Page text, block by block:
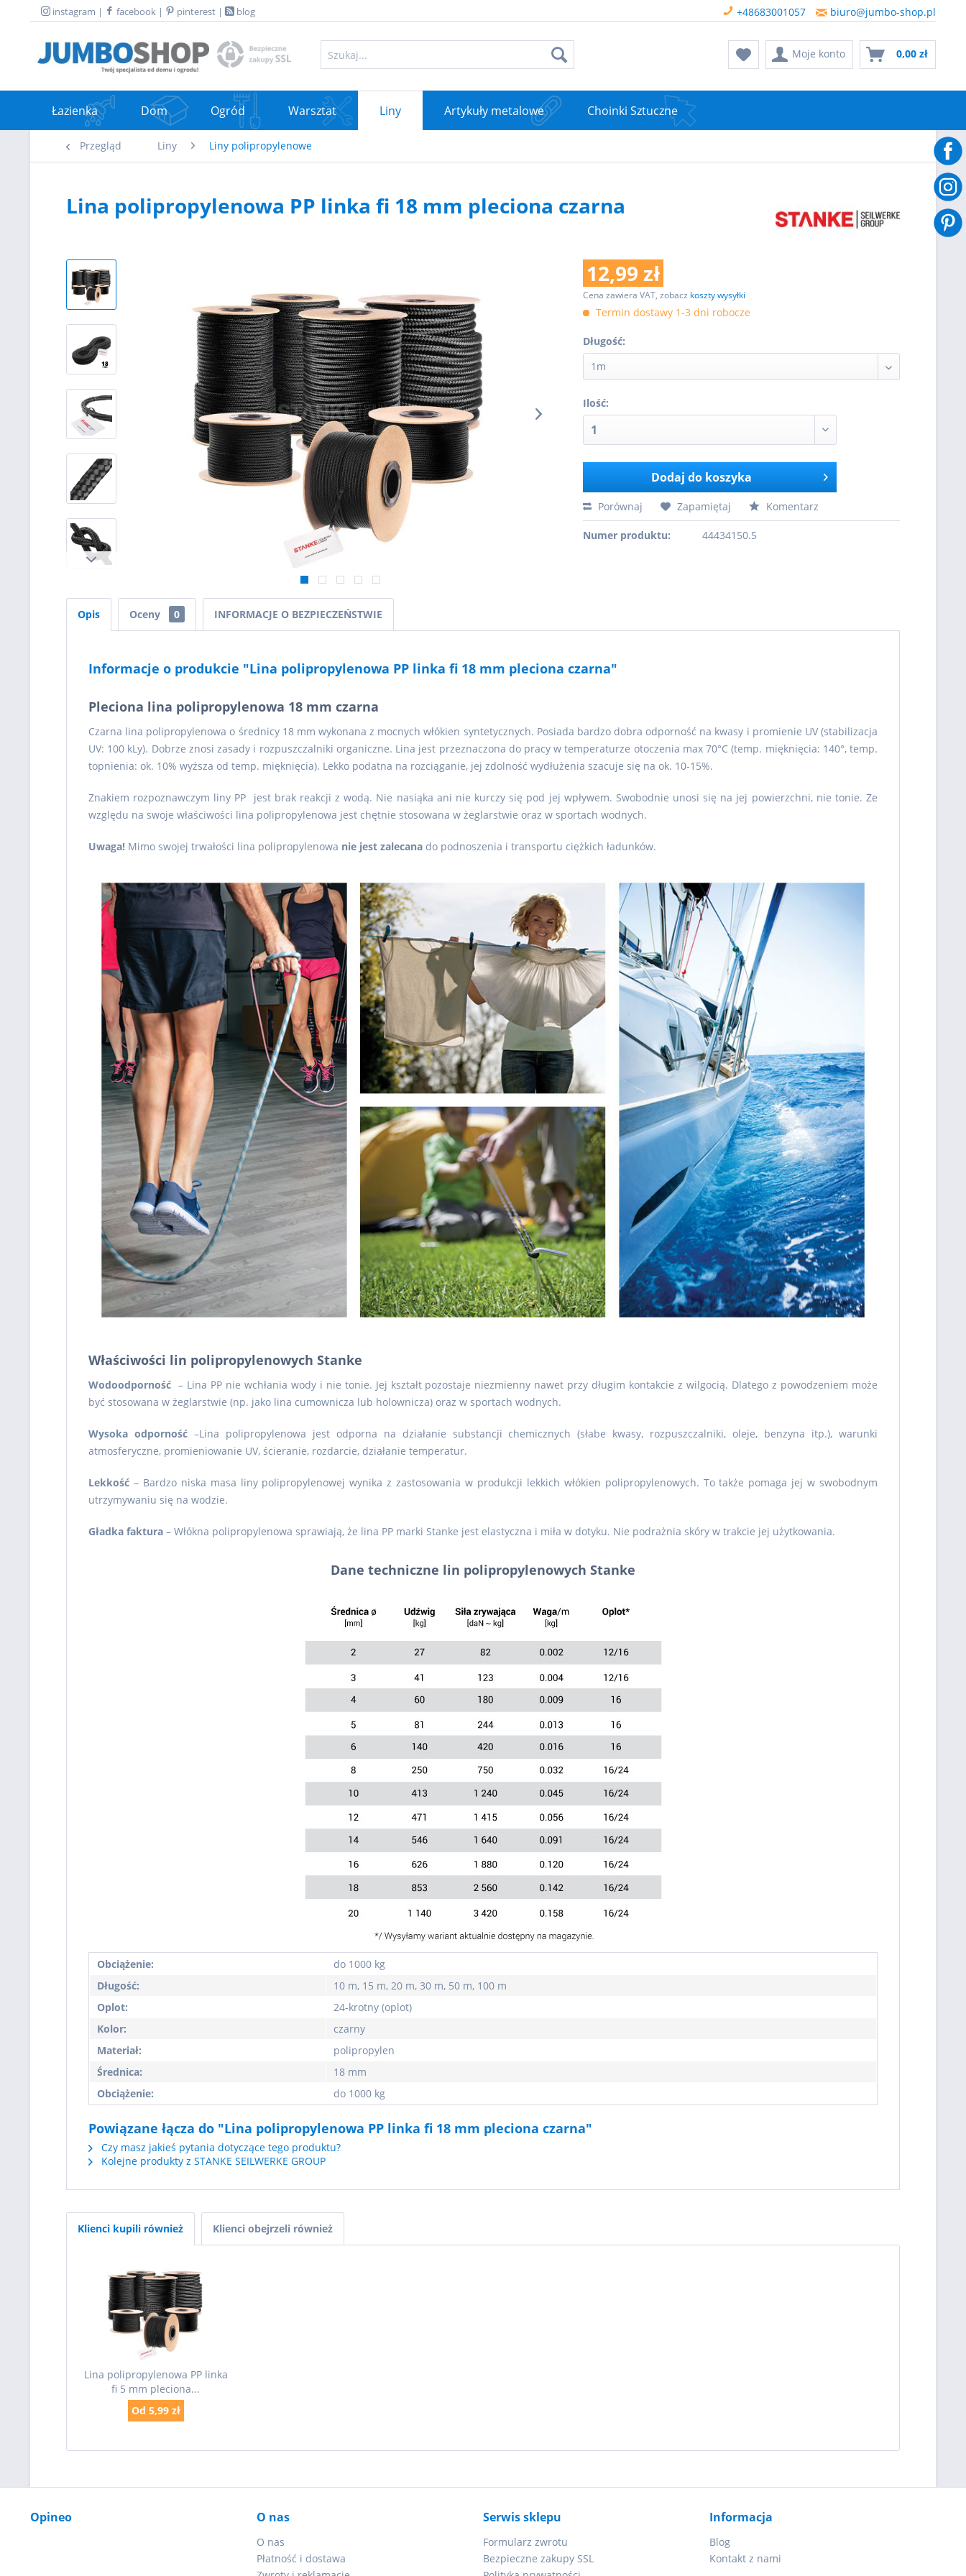
instagram | facebook | pinterest | blog +48683001057 biuro@jumbo-shop.pl
Moje konto 0,00 zł
Łazienka Dom Ogród Warsztat Liny Artykuły metalowe Choinki Sztuczne
Przegląd Liny Liny polipropylenowe
Lina polipropylenowa PP linka fi 18 mm pleciona czarna
12,99 zł
Cena zawiera VAT, zobacz koszty wysyłki
Termin dostawy 1-3 dni robocze
Długość:
Ilość:
Dodaj do koszyka
Porównaj Zapamiętaj Komentarz
Numer produktu: 44434150.5
Opis Oceny 0 INFORMACJE O BEZPIECZEŃSTWIE
Informacje o produkcie "Lina polipropylenowa PP linka fi 18 mm pleciona czarna"
Pleciona lina polipropylenowa 18 mm czarna
Czarna lina polipropylenowa o średnicy 18 mm wykonana z mocnych włókien syntetycznych. Posiada bardzo dobra odporność na kwasy i promienie UV (stabilizacja
UV: 100 kLy). Dobrze znosi zasady i rozpuszczalniki organiczne. Lina jest przeznaczona do pracy w temperaturze otoczenia max 70°C (temp. mięknięcia: 140°, temp.
topnienia: ok. 10% wyższa od temp. mięknięcia). Lekko podatna na rozciąganie, jej zdolność wydłużenia szacuje się na ok. 10-15%.
Znakiem rozpoznawczym liny PP jest brak reakcji z wodą. Nie nasiąka ani nie kurczy się pod jej wpływem. Swobodnie unosi się na jej powierzchni, nie tonie. Ze
względu na swoje właściwości lina polipropylenowa jest chętnie stosowana w żeglarstwie oraz w sportach wodnych.
Uwaga! Mimo swojej trwałości lina polipropylenowa nie jest zalecana do podnoszenia i transportu ciężkich ładunków.
Właściwości lin polipropylenowych Stanke
Wodoodporność – Lina PP nie wchłania wody i nie tonie. Jej kształt pozostaje niezmienny nawet przy długim kontakcie z wilgocią. Dlatego z powodzeniem może
być stosowana w żeglarstwie (np. jako lina cumownicza lub holownicza) oraz w sportach wodnych.
Wysoka odporność–Lina polipropylenowa jest odporna na działanie substancji chemicznych (słabe kwasy, rozpuszczalniki, oleje, benzyna itp.), warunki
atmosferyczne, promieniowanie UV, ścieranie, rozdarcie, działanie temperatur.
Lekkość – Bardzo niska masa liny polipropylenowej wynika z zastosowania w produkcji lekkich włókien polipropylenowych. To także pomaga jej w swobodnym
utrzymywaniu się na wodzie.
Gładka faktura – Włókna polipropylenowa sprawiają, że lina PP marki Stanke jest elastyczna i miła w dotyku. Nie podrażnia skóry w trakcie jej użytkowania.
Dane techniczne lin polipropylenowych Stanke
Obciążenie:
do 1000 kg
Długość:
10 m, 15 m, 20 m, 30 m, 50 m, 100 m
Oplot:
24-krotny (oplot)
Kolor:
czarny
Materiał:
polipropylen
Średnica:
18 mm
Obciążenie:
do 1000 kg
Powiązane łącza do "Lina polipropylenowa PP linka fi 18 mm pleciona czarna"
Czy masz jakieś pytania dotyczące tego produktu?
Kolejne produkty z STANKE SEILWERKE GROUP
Klienci kupili również Klienci obejrzeli również
Lina polipropylenowa PP linka
fi 5 mm pleciona...
Od 5,99 zł
Opineo O nas
O nas
Płatność i dostawa
Serwis sklepu
Formularz zwrotu
Bezpieczne zakupy SSL
Informacja
Blog
Kontakt z nami